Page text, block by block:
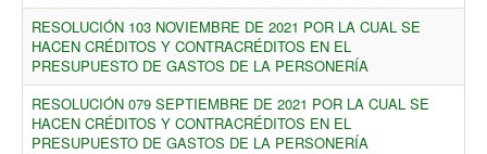
RESOLUCIÓN 103 NOVIEMBRE DE 2021 POR LA CUAL SE
HACEN CRÉDITOS Y CONTRACRÉDITOS EN EL
PRESUPUESTO DE GASTOS DE LA PERSONERÍA
RESOLUCIÓN 079 SEPTIEMBRE DE 2021 POR LA CUAL SE
HACEN CRÉDITOS Y CONTRACRÉDITOS EN EL
PRESUPUESTO DE GASTOS DE LA PERSONERÍA